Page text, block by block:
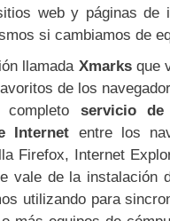
web y páginas de
si cambiamos de
llamada Xmarksque
de los
servicio de
Internet entre los
Firefox, Internet
vale de la instalación
utilizando para